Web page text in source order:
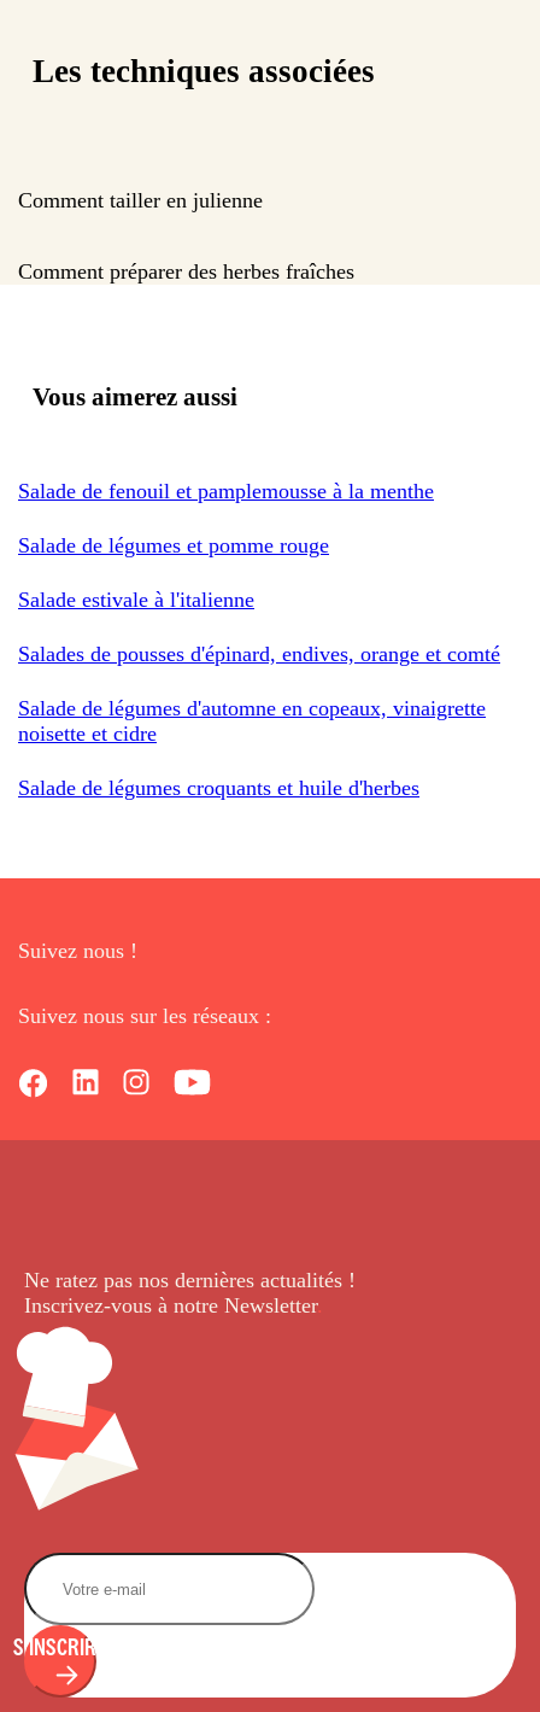
Les techniques associées
Comment tailler en julienne
Comment préparer des herbes fraîches
Vous aimerez aussi
Salade de fenouil et pamplemousse à la menthe
Salade de légumes et pomme rouge
Salade estivale à l'italienne
Salades de pousses d'épinard, endives, orange et comté
Salade de légumes d'automne en copeaux, vinaigrette
noisette et cidre
Salade de légumes croquants et huile d'herbes
Suivez nous !
Suivez nous sur les réseaux :
Ne ratez pas nos dernières actualités !
Inscrivez-vous à notre Newsletter.
S'INSCRIRE